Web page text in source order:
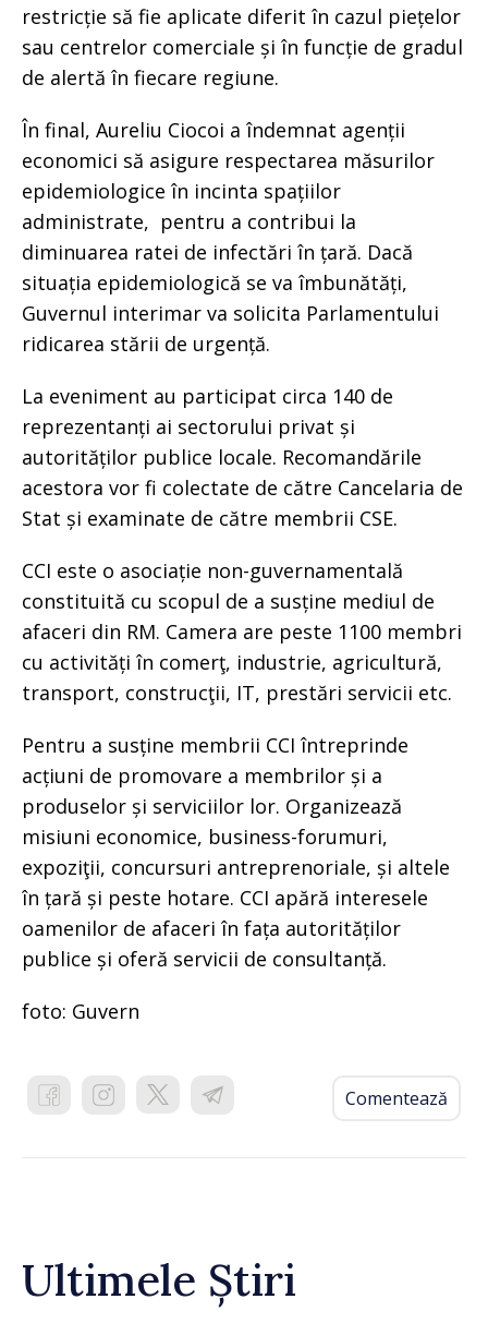
restricție să fie aplicate diferit în cazul piețelor
sau centrelor comerciale și în funcție de gradul
de alertă în fiecare regiune.
În final, Aureliu Ciocoi a îndemnat agenții
economici să asigure respectarea măsurilor
epidemiologice în incinta spațiilor
administrate, pentru a contribui la
diminuarea ratei de infectări în țară. Dacă
situația epidemiologică se va îmbunătăți,
Guvernul interimar va solicita Parlamentului
ridicarea stării de urgență.
La eveniment au participat circa 140 de
reprezentanți ai sectorului privat și
autorităților publice locale. Recomandările
acestora vor fi colectate de către Cancelaria de
Stat și examinate de către membrii CSE.
CCI este o asociație non-guvernamentală
constituită cu scopul de a susține mediul de
afaceri din RM. Camera are peste 1100 membri
cu activități în comerţ, industrie, agricultură,
transport, construcţii, IT, prestări servicii etc.
Pentru a susține membrii CCI întreprinde
acțiuni de promovare a membrilor și a
produselor și serviciilor lor. Organizează
misiuni economice, business-forumuri,
expoziţii, concursuri antreprenoriale, și altele
în țară și peste hotare. CCI apără interesele
oamenilor de afaceri în fața autorităților
publice și oferă servicii de consultanță.
foto: Guvern
Comentează
Ultimele Știri